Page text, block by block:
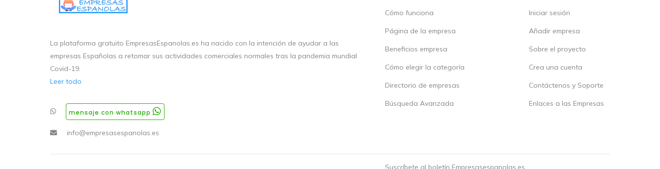
La plataforma gratuito EmpresasEspanolas.es ha nacido con la intención de ayudar a las
empresas Españolas a retomar sus actividades comerciales normales tras la pandemia mundial
Covid-19.
Leer todo
mensaje con whatsapp
info@empresasespanolas.es
Cómo funciona
Página de la empresa
Beneficios empresa
Cómo elegir la categoría
Directorio de empresas
Búsqueda Avanzada
Iniciar sesión
Añadir empresa
Sobre el proyecto
Crea una cuenta
Contáctenos y Soporte
Enlaces a las Empresas
Suscríbete al boletín Empresasespanolas.es